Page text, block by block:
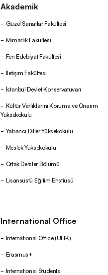
Akademik
Güzel Sanatlar Fakültesi
Mimarlık Fakültesi
Fen Edebiyat Fakültesi
İletişim Fakültesi
İstanbul Devlet Konservatuvarı
Kültür Varlıklarını Koruma ve Onarım
Yüksekokulu
Yabancı Diller Yüksekokulu
Meslek Yüksekokulu
Ortak Dersler Bölümü
Lisansüstü Eğitim Enstiüsü
International Office
International Office (ULIK)
Erasmus+
International Students